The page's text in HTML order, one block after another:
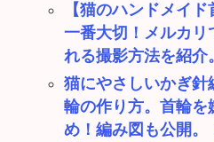
【猫のハンドメイ
一番大切！メルカリ
れる撮影方法を紹介。
猫にやさしいかぎ針
輪の作り方。首輪を
め！編み図も公開。